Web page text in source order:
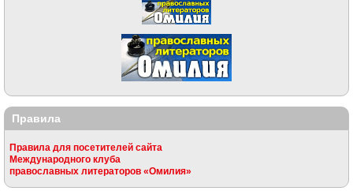
Правила
Правила для посетителей сайта
Международного клуба
православных литераторов «Омилия»